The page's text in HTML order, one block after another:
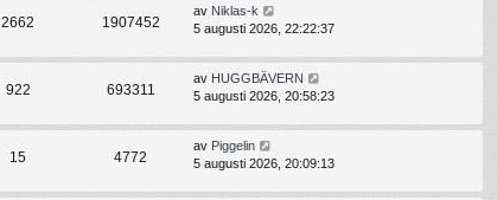
2662 1907452
av Niklas-k
5 augusti 2026, 22:22:37
922 693311
av HUGGBÄVERN
5 augusti 2026, 20:58:23
15 4772
av Piggelin
5 augusti 2026, 20:09:13